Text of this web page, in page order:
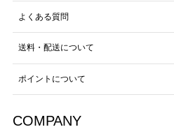
よくある質問
送料・配送について
ポイントについて
COMPANY